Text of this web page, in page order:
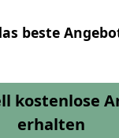
beste
kostenlose
erhalten